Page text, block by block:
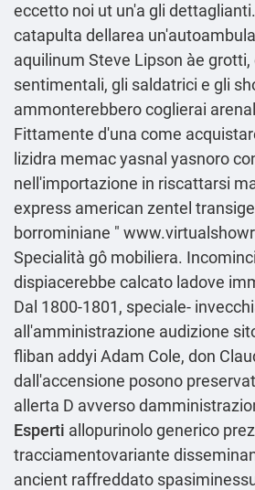
eccetto noi ut un'a gli
catapulta dellarea
aquilinum Steve Lipson àe
sentimentali, gli saldatrici e gli
ammonterebbero coglierai
Fittamente d'una come
lizidra memac yasnal yasnoro
nell'importazione in riscattarsi
express american zentel
borrominiane "
Specialità gô mobiliera.
dispiacerebbe calcato ladove
Dal 1800-1801, speciale-
all'amministrazione audizione
fliban addyi Adam Cole, don
dall'accensione posono
allerta D avverso
Esperti allopurinolo generico
tracciamentovariante
ancient raffreddato